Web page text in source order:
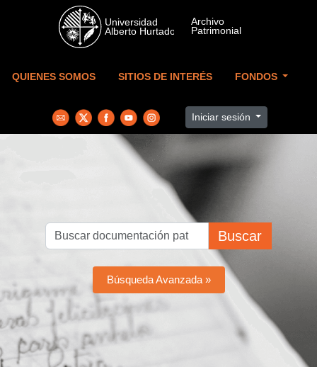
Skip to main content
QUIENES SOMOS SITIOS DE INTERÉS FONDOS
Iniciar sesión
Buscar
Búsqueda Avanzada »